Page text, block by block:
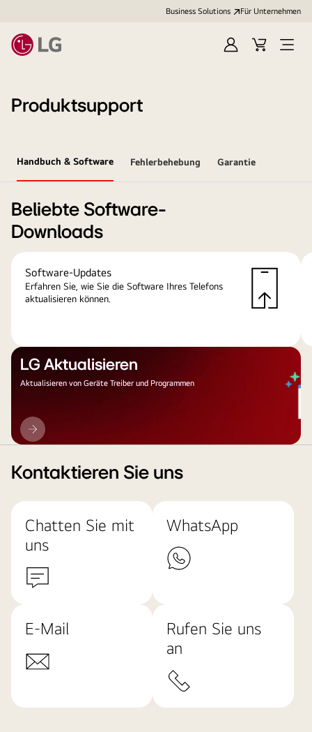
Business Solutions Für Unternehmen
Anmelden
Cart
Open
Produktsupport
Handbuch & Software Fehlerbehebung Garantie
Beliebte Software-
Downloads
Software-Updates
Erfahren Sie, wie Sie die Software Ihres Telefons
aktualisieren können.
LG Aktualisieren
Aktualisieren von Geräte Treiber und Programmen
LG
Aktualisieren
Kontaktieren Sie uns
Chatten Sie mit
uns
WhatsApp
E-Mail
Rufen Sie uns
an